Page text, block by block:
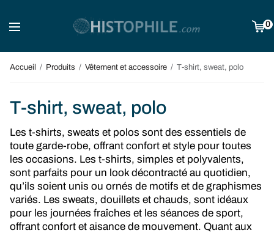
0
Accueil / Produits / Vêtement et accessoire / T-shirt, sweat, polo
T-shirt, sweat, polo
Les t-shirts, sweats et polos sont des essentiels de
toute garde-robe, offrant confort et style pour toutes
les occasions. Les t-shirts, simples et polyvalents,
sont parfaits pour un look décontracté au quotidien,
qu’ils soient unis ou ornés de motifs et de graphismes
variés. Les sweats, douillets et chauds, sont idéaux
pour les journées fraîches et les séances de sport,
offrant confort et aisance de mouvement. Quant aux